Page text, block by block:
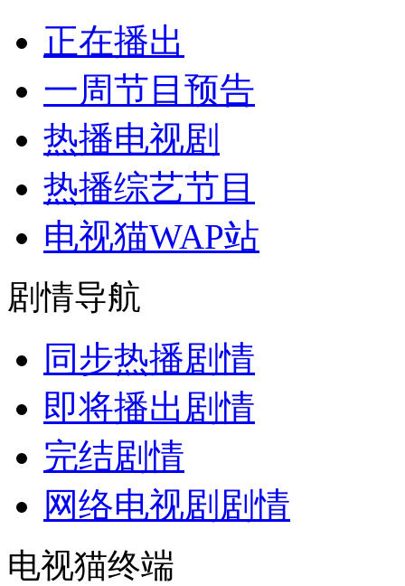
正在播出
一周节目预告
热播电视剧
热播综艺节目
电视猫WAP站
剧情导航
同步热播剧情
即将播出剧情
完结剧情
网络电视剧剧情
电视猫终端